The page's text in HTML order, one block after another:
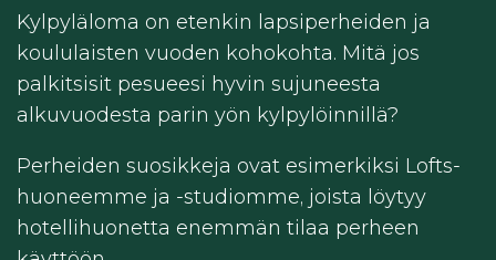
Kylpyläloma on etenkin lapsiperheiden ja
koululaisten vuoden kohokohta. Mitä jos
palkitsisit pesueesi hyvin sujuneesta
alkuvuodesta parin yön kylpylöinnillä?
Perheiden suosikkeja ovat esimerkiksi Lofts-
huoneemme ja -studiomme, joista löytyy
hotellihuonetta enemmän tilaa perheen